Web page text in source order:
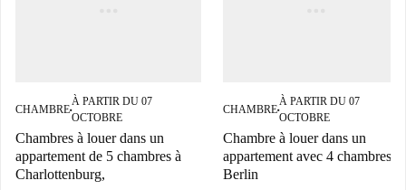
CHAMBRE■
À PARTIR DU 07
OCTOBRE
Chambres à louer dans un
appartement de 5 chambres à
Charlottenburg,
CHAMBRE■
À PARTIR DU 07
OCTOBRE
Chambre à louer dans un
appartement avec 4 chambres à
Berlin